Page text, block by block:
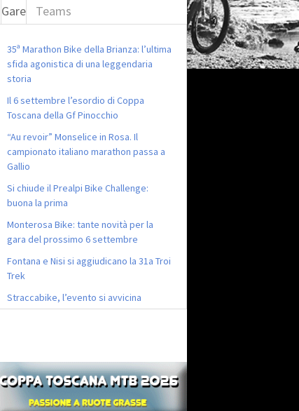
Gare Teams
35ª Marathon Bike della Brianza: l’ultima
sfida agonistica di una leggendaria
storia
Il 6 settembre l’esordio di Coppa
Toscana della Gf Pinocchio
“Au revoir” Monselice in Rosa. Il
campionato italiano marathon passa a
Gallio
Si chiude il Prealpi Bike Challenge:
buona la prima
Monterosa Bike: tante novità per la
gara del prossimo 6 settembre
Fontana e Nisi si aggiudicano la 31a Troi
Trek
Straccabike, l’evento si avvicina